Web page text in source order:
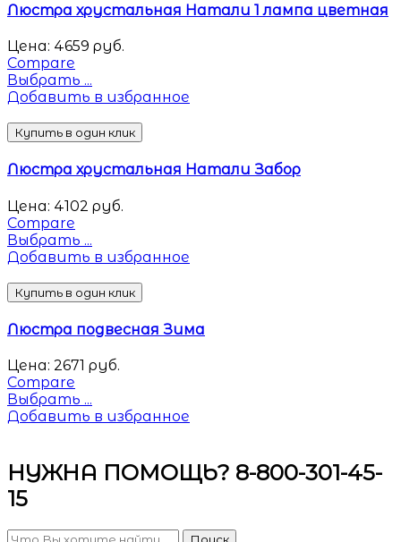
Люстра хрустальная Натали 1 лампа цветная
Цена: 4659 руб.
Compare
Выбрать ...
Добавить в избранное
Купить в один клик
Люстра хрустальная Натали Забор
Цена: 4102 руб.
Compare
Выбрать ...
Добавить в избранное
Купить в один клик
Люстра подвесная Зима
Цена: 2671 руб.
Compare
Выбрать ...
Добавить в избранное
НУЖНА ПОМОЩЬ? 8-800-301-45-
15